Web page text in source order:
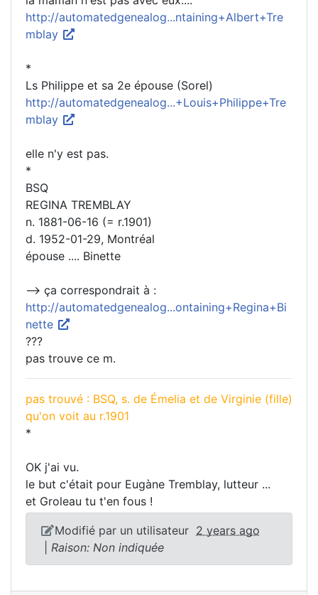
http://automatedgenealog...ntaining+Albert+Tre
mblay
*
Ls Philippe et sa 2e épouse (Sorel)
http://automatedgenealog...+Louis+Philippe+Tre
mblay
elle n'y est pas.
*
BSQ
REGINA TREMBLAY
n. 1881-06-16 (= r.1901)
d. 1952-01-29, Montréal
épouse .... Binette
--> ça correspondrait à :
http://automatedgenealog...ontaining+Regina+Bi
nette
???
pas trouve ce m.
pas trouvé : BSQ, s. de Émelia et de Virginie (fille)
qu'on voit au r.1901
*
OK j'ai vu.
le but c'était pour Eugàne Tremblay, lutteur ...
et Groleau tu t'en fous !
Modifié par un utilisateur 2 years ago
Raison: Non indiquée